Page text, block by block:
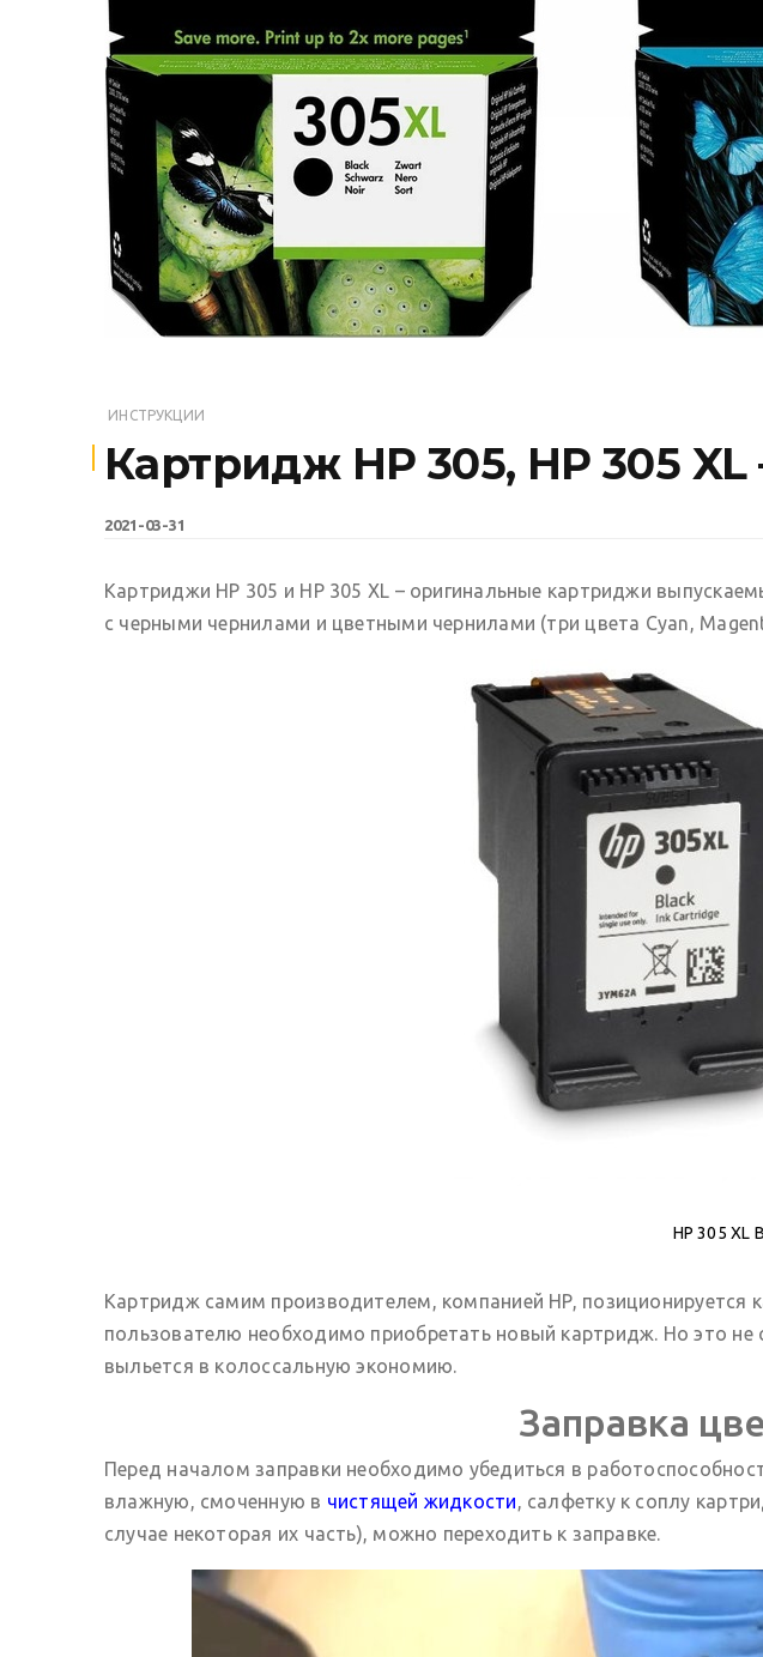
ИНСТРУКЦИИ
Картридж HP 305, HP 305
2021-03-31
Картриджи HP 305 и HP 305 XL – оригинальные картриджи
с черными чернилами и цветными чернилами (три цвета Cyan,
HP 305 XL
Картридж самим производителем, компанией HP,
пользователю необходимо приобретать новый картридж. Но это не
выльется в колоссальную экономию.
Заправка
Перед началом заправки необходимо убедиться в
влажную, смоченную в чистящей жидкости, салфетку к соплу
случае некоторая их часть), можно переходить к заправке.